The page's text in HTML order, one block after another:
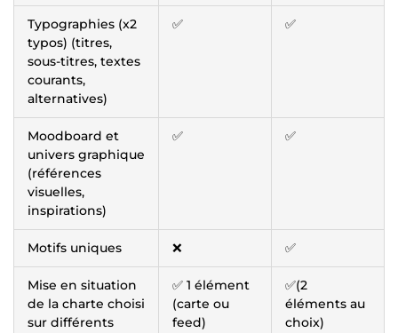
Typographies (x2
typos) (titres,
sous-titres, textes
courants,
alternatives)
✅ ✅
Moodboard et
univers graphique
(références
visuelles,
inspirations)
✅ ✅
Motifs uniques ❌ ✅
Mise en situation
de la charte choisi
sur différents
✅ 1 élément
(carte ou
feed)
✅(2
éléments au
choix)